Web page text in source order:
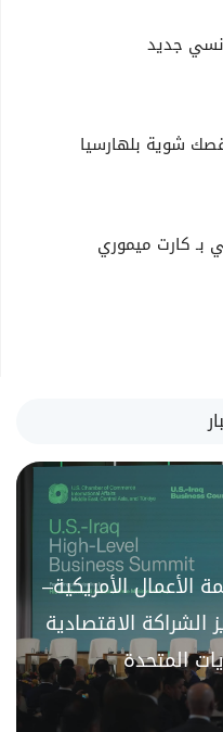
جديد
شوية بلهارسيا
بـ كارت ميموري
الأمريكية–
الشراكة الاقتصادية
المتحدة